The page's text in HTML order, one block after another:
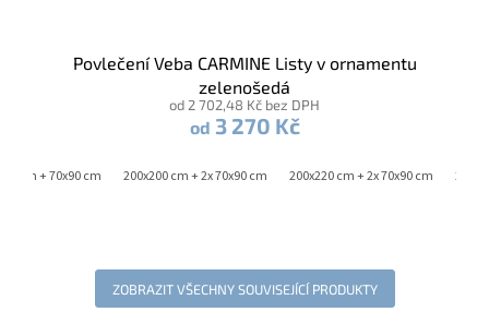
Povlečení Veba CARMINE Listy v ornamentu
zelenošedá
od 2 702,48 Kč bez DPH
od 3 270 Kč
cm + 70x90 cm 200x200 cm + 2x 70x90 cm 200x220 cm + 2x 70x90 cm
ZOBRAZIT VŠECHNY SOUVISEJÍCÍ PRODUKTY